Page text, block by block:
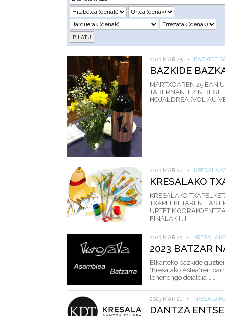
2023 MAR 25 • BAZKIDE
BAZKIDE
MARTXOAREN 25 EAN
TABERNAN. EZIN
HOJALDREA (VOL AU
2023 MAR 24 •
KRESALAKO
KRESALAKO
TXAPELKETAREN
URTETIK
FINALAK [...]
2023 MAR 23 •
2023 BATZAR
Elkarteko bazkide
"Kresalako Astea"ren
lehenengo deialdia [...]
2023 MAR 21 •
DANTZA